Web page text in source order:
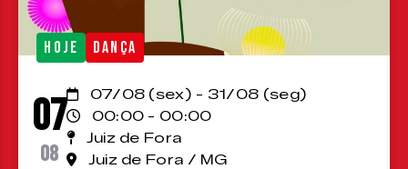
HOJE DANÇA
07
08
07/08 (sex) - 31/08 (seg)
00:00 - 00:00
Juiz de Fora
Juiz de Fora / MG